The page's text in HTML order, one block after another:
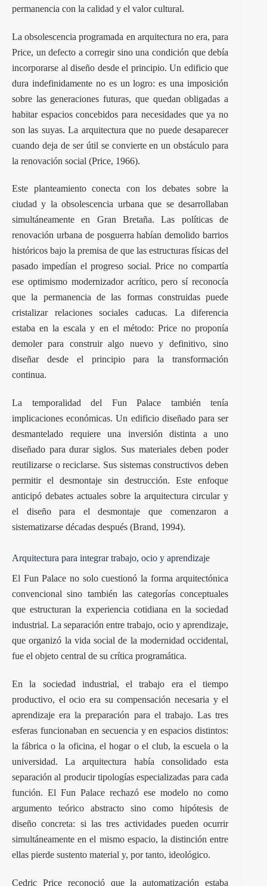
permanencia con la calidad y el valor cultural.
La obsolescencia programada en arquitectura no era, para
Price, un defecto a corregir sino una condición que debía
incorporarse al diseño desde el principio. Un edificio que
dura indefinidamente no es un logro: es una imposición
sobre las generaciones futuras, que quedan obligadas a
habitar espacios concebidos para necesidades que ya no
son las suyas. La arquitectura que no puede desaparecer
cuando deja de ser útil se convierte en un obstáculo para
la renovación social (Price, 1966).
Este planteamiento conecta con los debates sobre la
ciudad y la obsolescencia urbana que se desarrollaban
simultáneamente en Gran Bretaña. Las políticas de
renovación urbana de posguerra habían demolido barrios
históricos bajo la premisa de que las estructuras físicas del
pasado impedían el progreso social. Price no compartía
ese optimismo modernizador acrítico, pero sí reconocía
que la permanencia de las formas construidas puede
cristalizar relaciones sociales caducas. La diferencia
estaba en la escala y en el método: Price no proponía
demoler para construir algo nuevo y definitivo, sino
diseñar desde el principio para la transformación
continua.
La temporalidad del Fun Palace también tenía
implicaciones económicas. Un edificio diseñado para ser
desmantelado requiere una inversión distinta a uno
diseñado para durar siglos. Sus materiales deben poder
reutilizarse o reciclarse. Sus sistemas constructivos deben
permitir el desmontaje sin destrucción. Este enfoque
anticipó debates actuales sobre la arquitectura circular y
el diseño para el desmontaje que comenzaron a
sistematizarse décadas después (Brand, 1994).
Arquitectura para integrar trabajo, ocio y aprendizaje
El Fun Palace no solo cuestionó la forma arquitectónica
convencional sino también las categorías conceptuales
que estructuran la experiencia cotidiana en la sociedad
industrial. La separación entre trabajo, ocio y aprendizaje,
que organizó la vida social de la modernidad occidental,
fue el objeto central de su crítica programática.
En la sociedad industrial, el trabajo era el tiempo
productivo, el ocio era su compensación necesaria y el
aprendizaje era la preparación para el trabajo. Las tres
esferas funcionaban en secuencia y en espacios distintos:
la fábrica o la oficina, el hogar o el club, la escuela o la
universidad. La arquitectura había consolidado esta
separación al producir tipologías especializadas para cada
función. El Fun Palace rechazó ese modelo no como
argumento teórico abstracto sino como hipótesis de
diseño concreta: si las tres actividades pueden ocurrir
simultáneamente en el mismo espacio, la distinción entre
ellas pierde sustento material y, por tanto, ideológico.
Cedric Price reconoció que la automatización estaba